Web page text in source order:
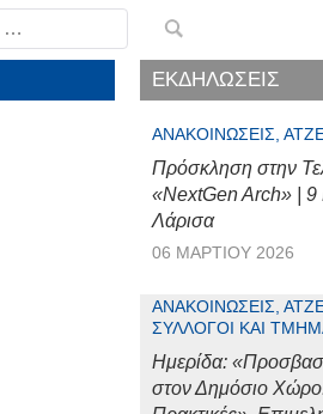
ΕΚΔΗΛΩΣΕΙΣ
ΑΝΑΚΟΙΝΏΣΕΙΣ,
Πρόσκληση στην
«NextGen Arch» | 9
Λάρισα
06 ΜΑΡΤΊΟΥ 2026
ΑΝΑΚΟΙΝΏΣΕΙΣ,
ΣΎΛΛΟΓΟΙ ΚΑΙ
Ημερίδα:
στον Δημόσιο